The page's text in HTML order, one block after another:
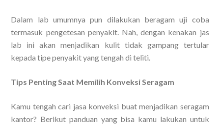
Dalam lab umumnya pun dilakukan beragam uji coba
termasuk pengetesan penyakit. Nah, dengan kenakan jas
lab ini akan menjadikan kulit tidak gampang tertular
kepada tipe penyakit yang tengah di teliti.
Tips Penting Saat Memilih Konveksi Seragam
Kamu tengah cari jasa konveksi buat menjadikan seragam
kantor? Berikut panduan yang bisa kamu lakukan untuk